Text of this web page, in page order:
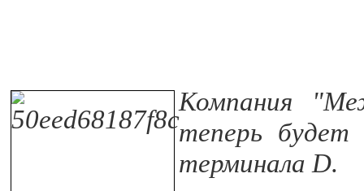
Компания
теперь будет
терминала D.